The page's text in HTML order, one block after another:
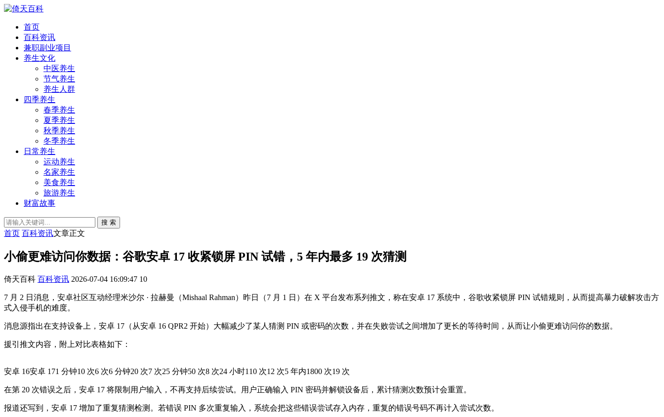
首页
百科资讯
兼职副业项目
养生文化
中医养生
节气养生
养生人群
四季养生
春季养生
夏季养生
秋季养生
冬季养生
日常养生
运动养生
名家养生
美食养生
旅游养生
财富故事
搜 索
首页 百科资讯文章正文
小偷更难访问你数据：谷歌安卓 17 收紧锁屏 PIN 试错，5 年内最多 19 次猜测
倚天百科 百科资讯 2026-07-04 16:09:47 10
7 月 2 日消息，安卓社区互动经理米沙尔 · 拉赫曼（Mishaal Rahman）昨日（7 月 1 日）在 X 平台发布系列推文，称在安卓 17 系统中，谷歌收紧锁屏 PIN 试错规则，从而提高暴力破解攻击方
式入侵手机的难度。
消息源指出在支持设备上，安卓 17（从安卓 16 QPR2 开始）大幅减少了某人猜测 PIN 或密码的次数，并在失败尝试之间增加了更长的等待时间，从而让小偷更难访问你的数据。
援引推文内容，附上对比表格如下：
安卓 16安卓 171 分钟10 次6 次6 分钟20 次7 次25 分钟50 次8 次24 小时110 次12 次5 年内1800 次19 次
在第 20 次错误之后，安卓 17 将限制用户输入，不再支持后续尝试。用户正确输入 PIN 密码并解锁设备后，累计猜测次数预计会重置。
报道还写到，安卓 17 增加了重复猜测检测。若错误 PIN 多次重复输入，系统会把这些错误尝试存入内存，重复的错误号码不再计入尝试次数。